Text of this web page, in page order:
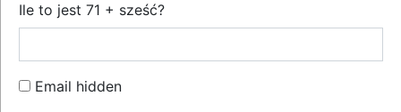
Ile to jest 71 + sześć?
Email hidden